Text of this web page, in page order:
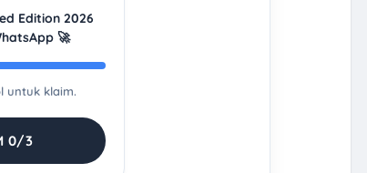
Edition 2026
🚀
untuk klaim.
0/3